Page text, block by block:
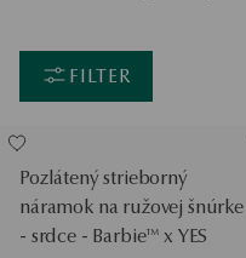
FILTER
Pozlátený strieborný
náramok na ružovej šnúrke
- srdce - Barbie™ x YES